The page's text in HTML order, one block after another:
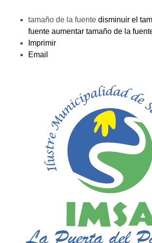
tamaño de la fuente disminuir el
fuente aumentar tamaño de la
Imprimir
Email